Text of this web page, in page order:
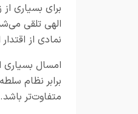
برای بسیاری
الهی تلقی
نمادی از
امسال بسیاری
برابر نظام
متفاوت‌تر باشد.